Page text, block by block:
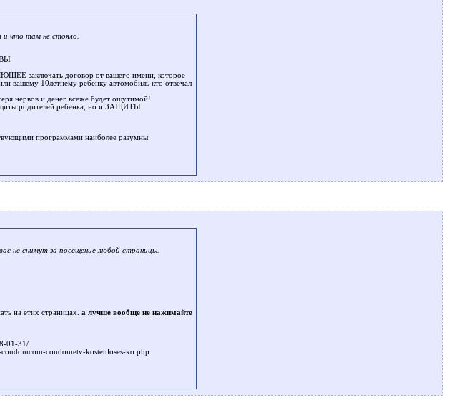
и что там не стояло.
ВЫ
заключать договор от вашего имени, которое
10летнему ребенку автомобиль кто отвечал
нервов и денег всеже будет ощутимой!
родителей ребенка, но и ЗАЩИТЫ
программами наиболее разумны
не снимут за посещение любой страницы.
на етих страницах. а лучше вообще не нажимайте
01-31/
condometv-kostenloses-ko.php